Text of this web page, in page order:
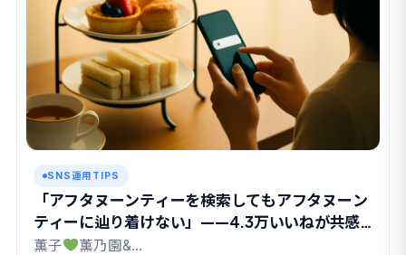
SNS運用TIPS
「アフタヌーンティーを検索してもアフタヌーン
ティーに辿り着けない」——4.3万いいねが共感
したX検索のクセ
薫子 薫乃園&…